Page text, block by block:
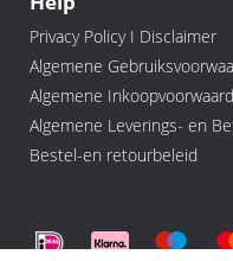
Privacy Policy I Disclaimer
Algemene
Algemene
Algemene Leverings- en
Bestel-en retourbeleid